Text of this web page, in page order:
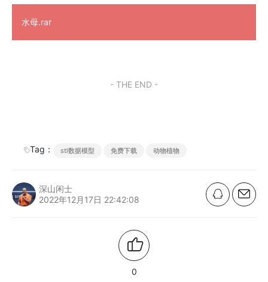
水母.rar
- THE END -
Tag： stl数据模型 免费下载 动物植物
深山闲士
2022年12月17日 22:42:08
0